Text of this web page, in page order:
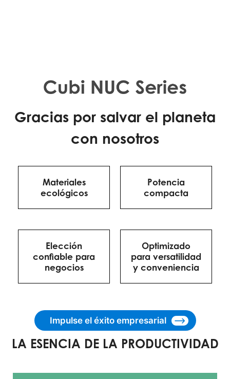
Gracias por salvar el planeta
con nosotros
Materiales
ecológicos
Potencia
compacta
Elección
confiable para
negocios
Optimizado
para versatilidad
y conveniencia
Impulse el éxito empresarial
LA ESENCIA DE LA PRODUCTIVIDAD